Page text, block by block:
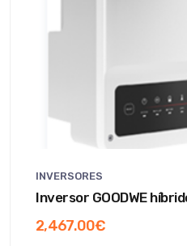
INVERSORES
Inversor GOODWE
VERSION & SPDII
2,467.00€